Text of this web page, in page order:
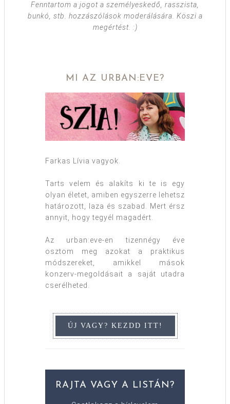
Fenntartom a jogot a személyeskedő, rasszista,
bunkó, stb. hozzászólások moderálására. Köszi a
megértést. :)
MI AZ URBAN:EVE?
Farkas Lívia vagyok.
Tarts velem és alakíts ki te is egy
olyan életet, amiben egyszerre lehetsz
határozott, laza és szabad. Mert érsz
annyit, hogy tegyél magadért.
Az urban:eve-en tizennégy éve
osztom meg azokat a praktikus
módszereket, amikkel mások
konzerv-megoldásait a saját utadra
cserélheted.
RAJTA VAGY A LISTÁN?